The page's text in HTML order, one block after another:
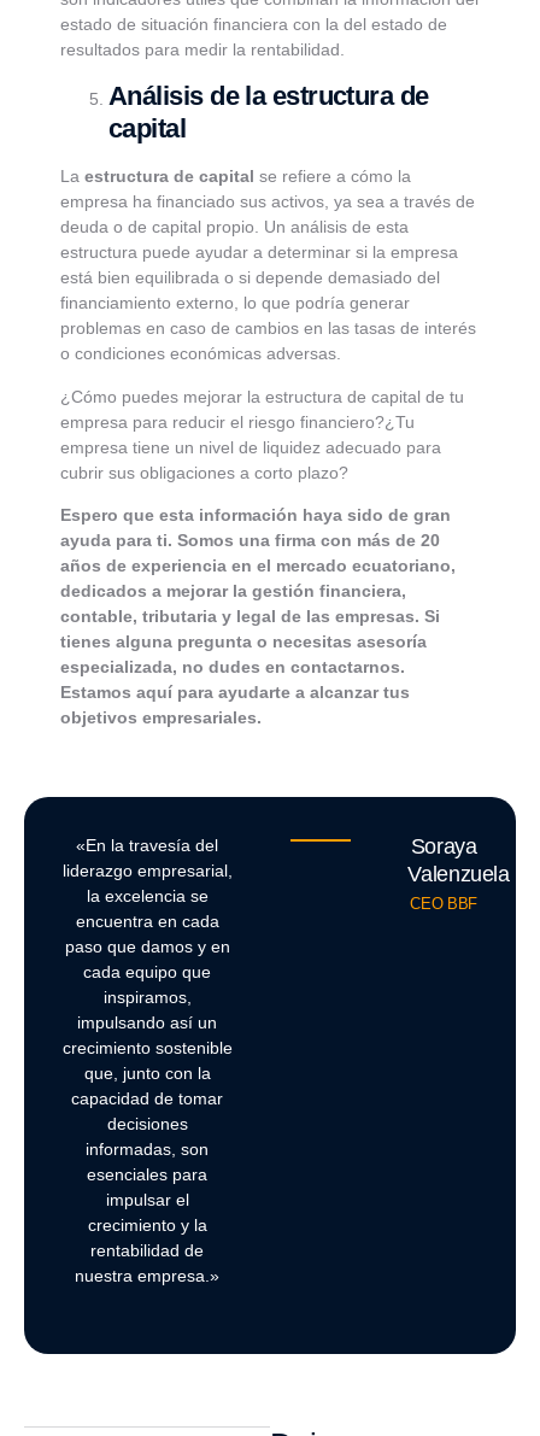
estado de situación financiera con la del estado de
resultados para medir la rentabilidad.
Análisis de la estructura de
capital
La estructura de capital se refiere a cómo la
empresa ha financiado sus activos, ya sea a través de
deuda o de capital propio. Un análisis de esta
estructura puede ayudar a determinar si la empresa
está bien equilibrada o si depende demasiado del
financiamiento externo, lo que podría generar
problemas en caso de cambios en las tasas de interés
o condiciones económicas adversas.
¿Cómo puedes mejorar la estructura de capital de tu
empresa para reducir el riesgo financiero?¿Tu
empresa tiene un nivel de liquidez adecuado para
cubrir sus obligaciones a corto plazo?
Espero que esta información haya sido de gran
ayuda para ti. Somos una firma con más de 20
años de experiencia en el mercado ecuatoriano,
dedicados a mejorar la gestión financiera,
contable, tributaria y legal de las empresas. Si
tienes alguna pregunta o necesitas asesoría
especializada, no dudes en contactarnos.
Estamos aquí para ayudarte a alcanzar tus
objetivos empresariales.
«En la travesía del
liderazgo empresarial,
la excelencia se
encuentra en cada
paso que damos y en
cada equipo que
inspiramos,
impulsando así un
crecimiento sostenible
que, junto con la
capacidad de tomar
decisiones
informadas, son
esenciales para
impulsar el
crecimiento y la
rentabilidad de
nuestra empresa.»
Soraya
Valenzuela
CEO BBF